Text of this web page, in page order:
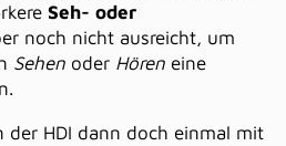
Seh- oder
noch nicht ausreicht, um
Sehenoder Höreneine
der HDI dann doch einmal mit